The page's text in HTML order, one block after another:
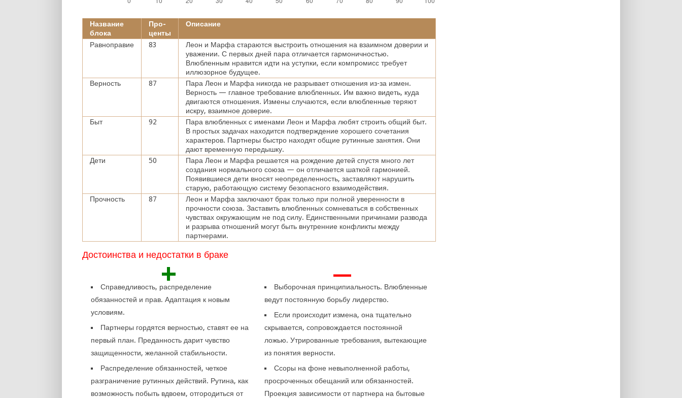
Название
блока
Про-
центы
Описание
Равноправие 83
Леон и Марфа стараются выстроить отношения на взаимном доверии и
уважении. С первых дней пара отличается гармоничностью.
Влюбленным нравится идти на уступки, если компромисс требует
иллюзорное будущее.
Верность
87
Пара Леон и Марфа никогда не разрывает отношения из-за измен.
Верность — главное требование влюбленных. Им важно видеть, куда
двигаются отношения. Измены случаются, если влюбленные теряют
искру, взаимное доверие.
Быт
92
Пара влюбленных с именами Леон и Марфа любят строить общий быт.
В простых задачах находится подтверждение хорошего сочетания
характеров. Партнеры быстро находят общие рутинные занятия. Они
дают временную передышку.
Дети
50
Пара Леон и Марфа решается на рождение детей спустя много лет
создания нормального союза — он отличается шаткой гармонией.
Появившиеся дети вносят неопределенность, заставляют нарушить
старую, работающую систему безопасного взаимодействия.
Прочность
87
Леон и Марфа заключают брак только при полной уверенности в
прочности союза. Заставить влюбленных сомневаться в собственных
чувствах окружающим не под силу. Единственными причинами развода
и разрыва отношений могут быть внутренние конфликты между
партнерами.
Достоинства и недостатки в браке
+
Справедливость, распределение
обязанностей и прав. Адаптация к новым
условиям.
Партнеры гордятся верностью, ставят ее на
первый план. Преданность дарит чувство
защищенности, желанной стабильности.
Распределение обязанностей, четкое
разграничение рутинных действий. Рутина, как
возможность побыть вдвоем, отгородиться от
—
Выборочная принципиальность. Влюбленные
ведут постоянную борьбу лидерство.
Если происходит измена, она тщательно
скрывается, сопровождается постоянной
ложью. Утрированные требования, вытекающие
из понятия верности.
Ссоры на фоне невыполненной работы,
просроченных обещаний или обязанностей.
Проекция зависимости от партнера на бытовые